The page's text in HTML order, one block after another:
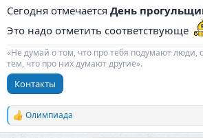
Сегодня отмечается День
Это надо отметить соответствующе
«Не думай о том, что про тебя подумают
тем, что про них думают другие».
Контакты
Р
е
Олимпиада